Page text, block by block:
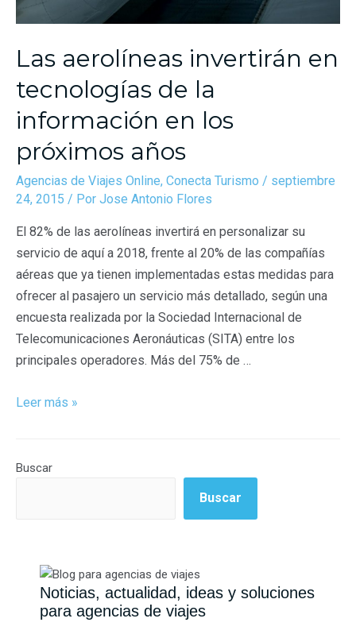
Las aerolíneas invertirán en
tecnologías de la
información en los
próximos años
Agencias de Viajes Online, Conecta Turismo / septiembre
24, 2015 / Por Jose Antonio Flores
El 82% de las aerolíneas invertirá en personalizar su
servicio de aquí a 2018, frente al 20% de las compañías
aéreas que ya tienen implementadas estas medidas para
ofrecer al pasajero un servicio más detallado, según una
encuesta realizada por la Sociedad Internacional de
Telecomunicaciones Aeronáuticas (SITA) entre los
principales operadores. Más del 75% de …
Leer más »
Buscar
Buscar
Noticias, actualidad, ideas y soluciones
para agencias de viajes